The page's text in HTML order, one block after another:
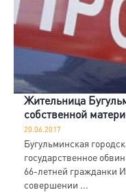
Жительница
собственной матери
20.06.2017
Бугульминская
государственное
66-летней гражданки
совершении ...